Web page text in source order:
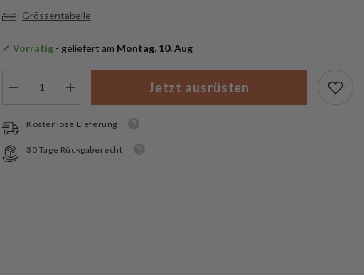
Grössentabelle
✔ Vorrätig - geliefert am Montag, 10. Aug
Mil-
Tec
Laser
Cut
Menge
Mil-
Laser
Cut
Jetzt ausrüsten
Kostenlose Lieferung
30 Tage Rückgaberecht